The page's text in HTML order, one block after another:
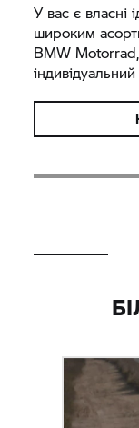
У вас є власні
широким
BMW Motorrad,